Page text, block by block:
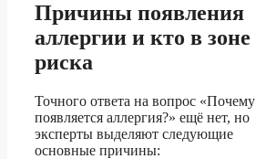
Причины появления
аллергии и кто в зоне
риска
Точного ответа на вопрос «Почему
появляется аллергия?» ещё нет, но
эксперты выделяют следующие
основные причины: